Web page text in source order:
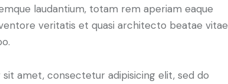
laudantium, totam rem aperiam eaque
veritatis et quasi architecto beatae vitae
amet, consectetur adipisicing elit, sed do